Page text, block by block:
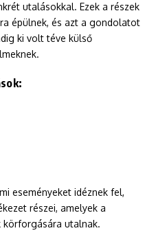
utalásokkal. Ezek a részek
épülnek, és azt a gondolatot
ki volt téve külső
eseményeket idéznek fel,
részei, amelyek a
körforgására utalnak.